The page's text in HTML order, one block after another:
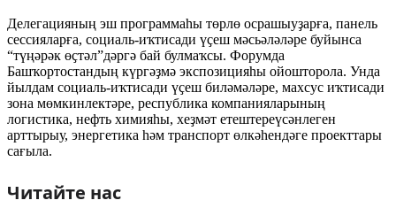
Делегацияның эш программаһы төрлө осрашыуҙарға, панель
сессияларға, социаль-иҡтисади үҫеш мәсьәләләре буйынса
“түңәрәк өҫтәл”дәргә бай булмаҡсы. Форумда
Башҡортостандың күргәҙмә экспозицияһы ойошторола. Унда
йылдам социаль-иҡтисади үҫеш биләмәләре, махсус иҡтисади
зона мөмкинлектәре, республика компанияларының
логистика, нефть химияһы, хеҙмәт етештереүсәнлеген
арттырыу, энергетика һәм транспорт өлкәһендәге проекттары
сағыла.
Читайте нас